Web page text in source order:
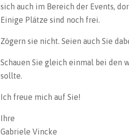
sich auch im Bereich der Events,
Einige Plätze sind noch frei.
Zögern sie nicht. Seien auch Sie
Schauen Sie gleich einmal bei den
sollte.
Ich freue mich auf Sie!
Ihre
Gabriele Vincke